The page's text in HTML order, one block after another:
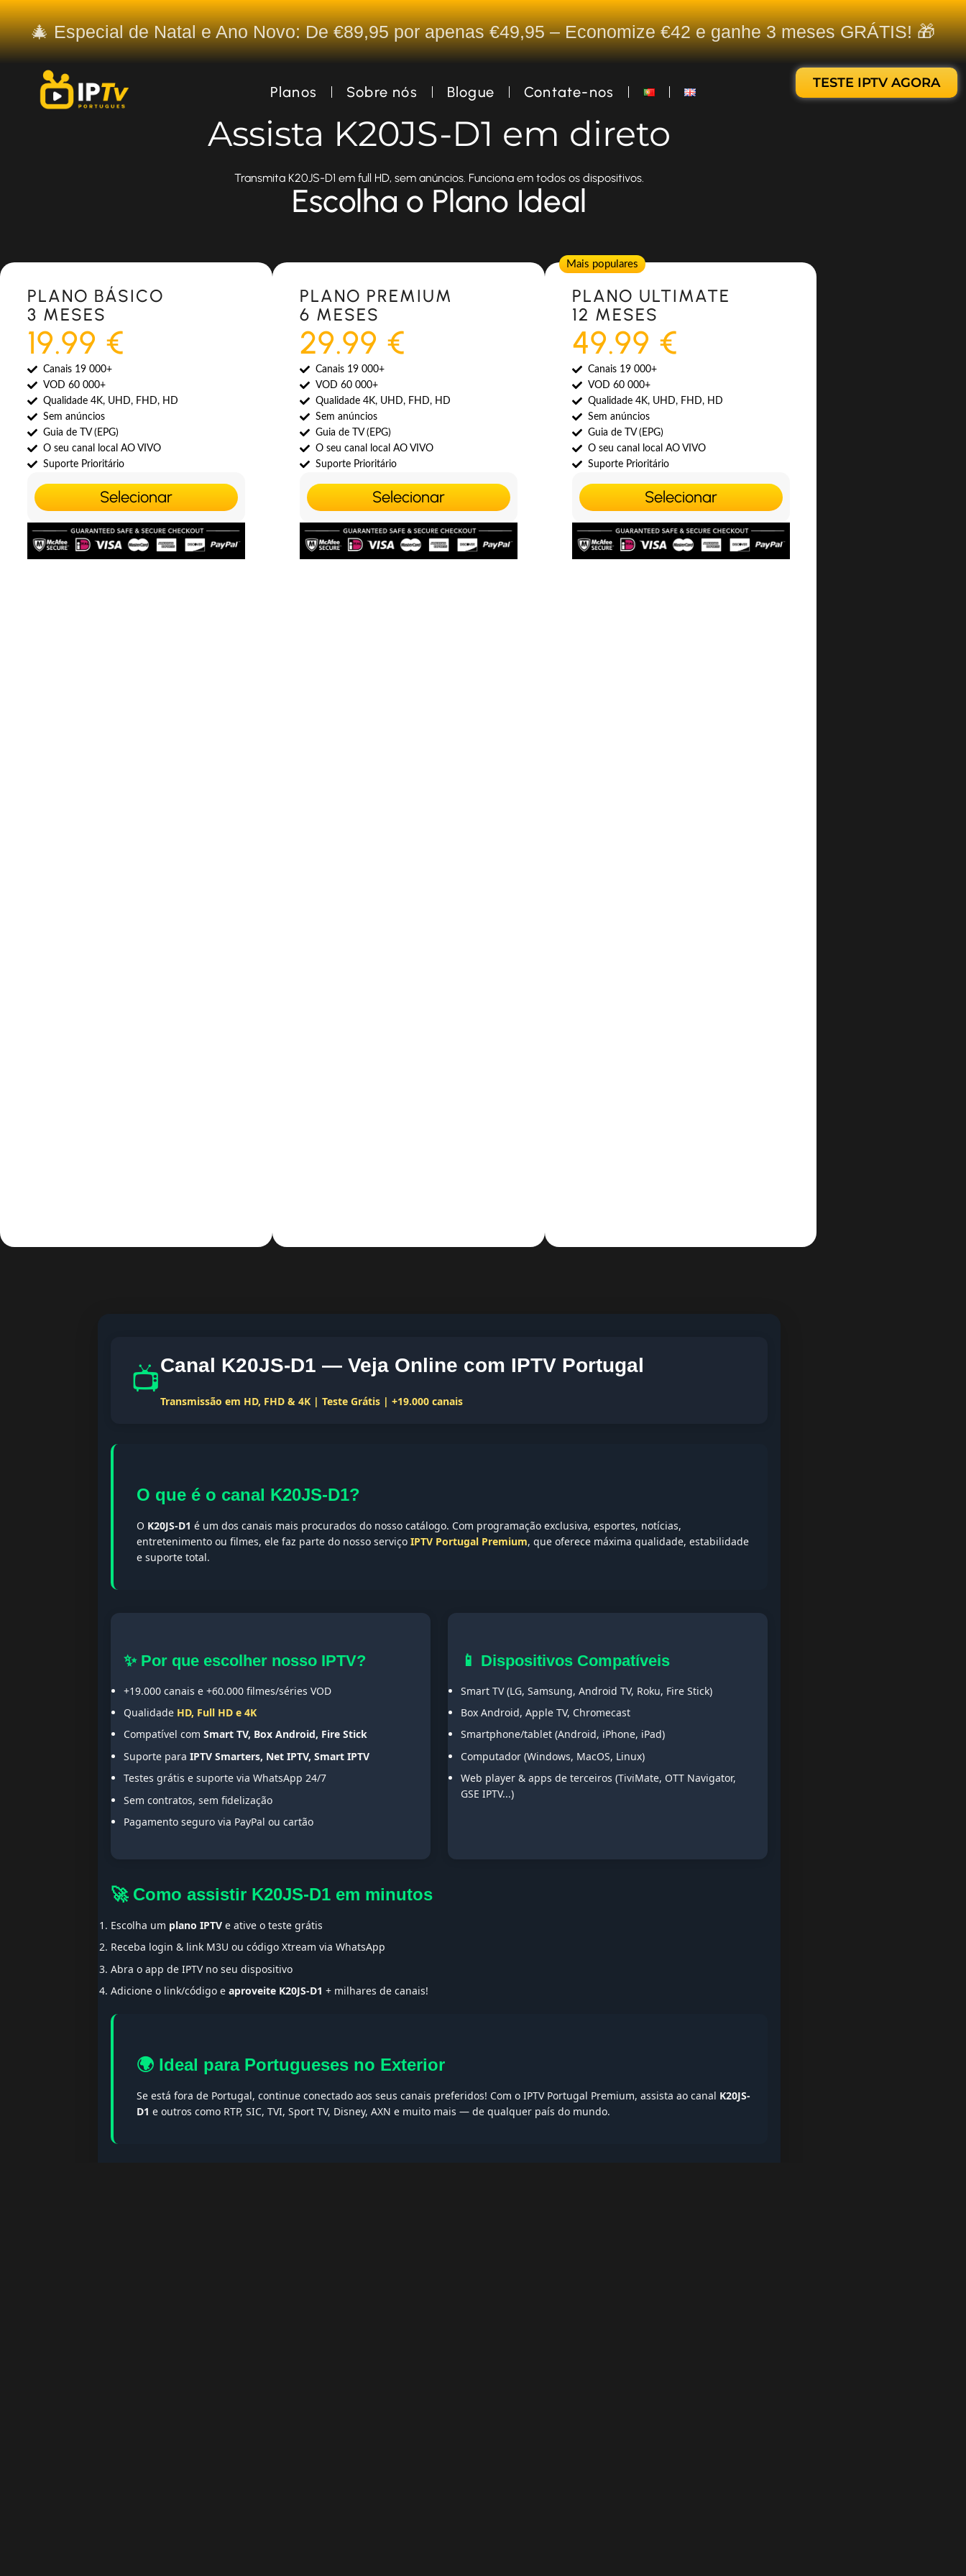
🎄 Especial de Natal e Ano Novo: De €89,95 por apenas €49,95 – Economize €42 e ganhe 3 meses GRÁTIS! 🎁
Planos Sobre nós Blogue Contate-nos
TESTE IPTV AGORA
Assista K20JS-D1 em direto
Transmita K20JS-D1 em full HD, sem anúncios. Funciona em todos os dispositivos.
Escolha o Plano Ideal
Most Popular
PLANO BÁSICO
3 MESES
19.99 €
Canais 19 000+
VOD 60 000+
Qualidade 4K, UHD, FHD, HD
Sem anúncios
Guia de TV (EPG)
O seu canal local AO VIVO
Suporte Prioritário
Selecionar
Most Popular
PLANO PREMIUM
6 MESES
29.99 €
Canais 19 000+
VOD 60 000+
Qualidade 4K, UHD, FHD, HD
Sem anúncios
Guia de TV (EPG)
O seu canal local AO VIVO
Suporte Prioritário
Selecionar
Mais populares
PLANO ULTIMATE
12 MESES
49.99 €
Canais 19 000+
VOD 60 000+
Qualidade 4K, UHD, FHD, HD
Sem anúncios
Guia de TV (EPG)
O seu canal local AO VIVO
Suporte Prioritário
Selecionar
📺Canal K20JS-D1 — Veja Online com IPTV Portugal
Transmissão em HD, FHD & 4K | Teste Grátis | +19.000 canais
O que é o canal K20JS-D1?
O K20JS-D1 é um dos canais mais procurados do nosso catálogo. Com programação exclusiva, esportes, notícias,
entretenimento ou filmes, ele faz parte do nosso serviço IPTV Portugal Premium, que oferece máxima qualidade, estabilidade
e suporte total.
✨ Por que escolher nosso IPTV?
+19.000 canais e +60.000 filmes/séries VOD
Qualidade HD, Full HD e 4K
Compatível com Smart TV, Box Android, Fire Stick
Suporte para IPTV Smarters, Net IPTV, Smart IPTV
Testes grátis e suporte via WhatsApp 24/7
Sem contratos, sem fidelização
Pagamento seguro via PayPal ou cartão
📱 Dispositivos Compatíveis
Smart TV (LG, Samsung, Android TV, Roku, Fire Stick)
Box Android, Apple TV, Chromecast
Smartphone/tablet (Android, iPhone, iPad)
Computador (Windows, MacOS, Linux)
Web player & apps de terceiros (TiviMate, OTT Navigator,
GSE IPTV...)
🚀 Como assistir K20JS-D1 em minutos
Escolha um plano IPTV e ative o teste grátis
Receba login & link M3U ou código Xtream via WhatsApp
Abra o app de IPTV no seu dispositivo
Adicione o link/código e aproveite K20JS-D1 + milhares de canais!
🌍 Ideal para Portugueses no Exterior
Se está fora de Portugal, continue conectado aos seus canais preferidos! Com o IPTV Portugal Premium, assista ao canal K20JS-
D1 e outros como RTP, SIC, TVI, Sport TV, Disney, AXN e muito mais — de qualquer país do mundo.